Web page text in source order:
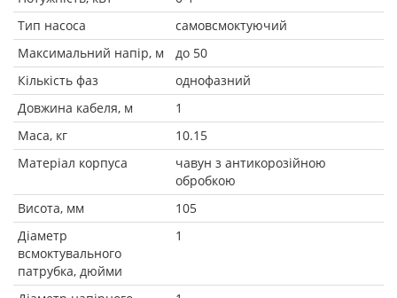
Тип насоса
самовсмоктуючий
Максимальний напір, м
до 50
Кількість фаз
однофазний
Довжина кабеля, м
1
Маса, кг
10.15
Матеріал корпуса
чавун з антикорозійною
обробкою
Висота, мм
105
Діаметр
всмоктувального
патрубка, дюйми
1